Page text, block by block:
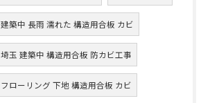
建築中 長雨 濡れた 構造用合板 カビ
埼玉 建築中 構造用合板 防カビ工事
フローリング 下地 構造用合板 カビ